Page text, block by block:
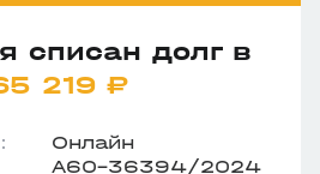
списан долг в
219 ₽
Онлайн
А60-36394/2024